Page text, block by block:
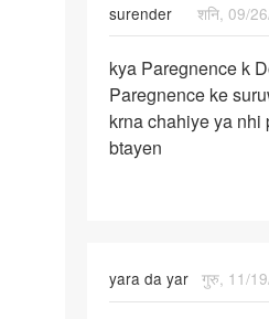
surender
शनि, 09/
kya
Paregnence
k
Doran
kya Paregnence k
Paregnence ke
krna chahiye ya nhi
btayen
yara da yar गुरु, 11/